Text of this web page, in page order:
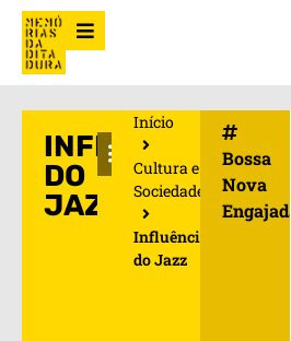
INFLUÊNCIA
DO
JAZZ
Início
Cultura e
Sociedade
Influência
do Jazz
Bossa
Nova
Engajada